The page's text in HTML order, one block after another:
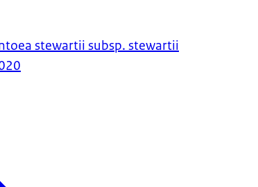
stewartii subsp. stewartii